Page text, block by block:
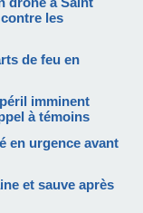
les
de feu en
imminent
à témoins
en urgence avant
et sauve après